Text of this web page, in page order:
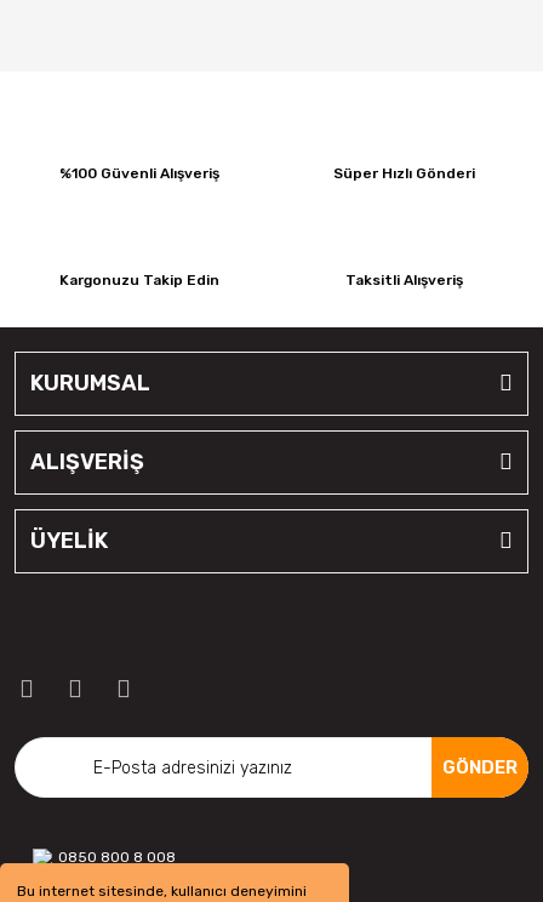
Bu internet sitesinde, kullanıcı deneyimini
%100 Güvenli Alışveriş Süper Hızlı Gönderi
Kargonuzu Takip Edin Taksitli Alışveriş
KURUMSAL
ALIŞVERİŞ
ÜYELİK
GÖNDER
0850 800 8 008